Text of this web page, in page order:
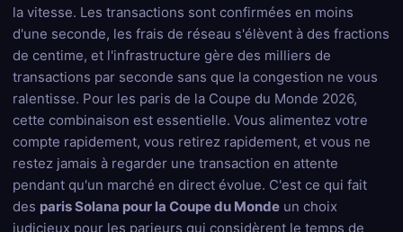
la vitesse. Les transactions sont confirmées en moins
d'une seconde, les frais de réseau s'élèvent à des fractions
de centime, et l'infrastructure gère des milliers de
transactions par seconde sans que la congestion ne vous
ralentisse. Pour les paris de la Coupe du Monde 2026,
cette combinaison est essentielle. Vous alimentez votre
compte rapidement, vous retirez rapidement, et vous ne
restez jamais à regarder une transaction en attente
pendant qu'un marché en direct évolue. C'est ce qui fait
des paris Solana pour la Coupe du Monde un choix
judicieux pour les parieurs qui considèrent le temps de